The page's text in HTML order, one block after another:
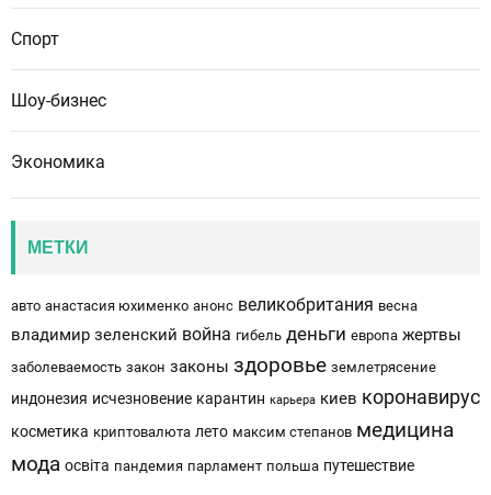
Спорт
Шоу-бизнес
Экономика
МЕТКИ
авто анастасия юхименко анонс великобритания весна
владимир зеленский война гибель деньги европа жертвы
заболеваемость закон законы здоровье землетрясение
индонезия исчезновение карантин карьера киев коронавирус
косметика криптовалюта лето максим степанов медицина
мода освіта пандемия парламент польша путешествие